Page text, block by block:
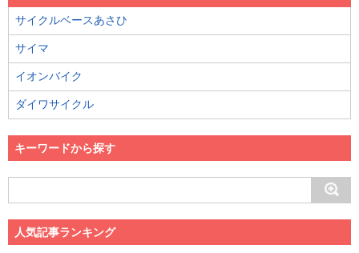
サイクルベースあさひ
サイマ
イオンバイク
ダイワサイクル
キーワードから探す
人気記事ランキング